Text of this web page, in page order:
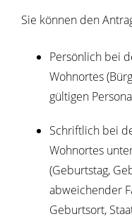
Sie können den
Persönlich bei
Wohnortes
gültigen
Schriftlich bei
Wohnortes
(Geburtstag,
abweichender
Geburtsort,